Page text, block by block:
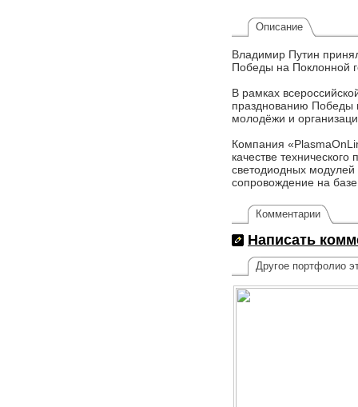
Описание
Владимир Путин
Победы на Поклонной
В рамках
празднованию Победы
молодёжи и
Компания
качестве
светодиодных
сопровождение на
Комментарии
Написать
Другое портфолио